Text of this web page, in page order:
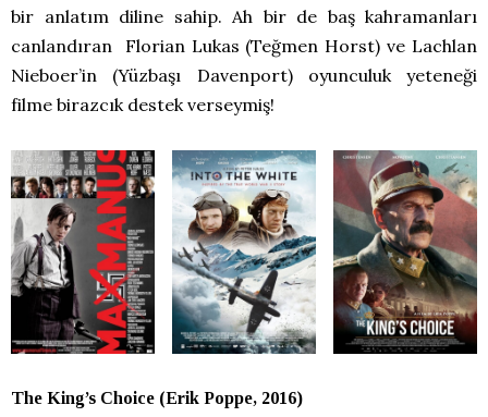
bir anlatım diline sahip. Ah bir de baş kahramanları
canlandıran Florian Lukas (Teğmen Horst) ve Lachlan
Nieboer’in (Yüzbaşı Davenport) oyunculuk yeteneği
filme birazcık destek verseymiş!
The King’s Choice (Erik Poppe, 2016)